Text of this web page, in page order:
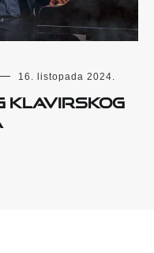
16. listopada 2024.
klavirskog